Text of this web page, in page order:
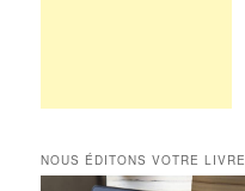
NOUS ÉDITONS VOTRE LIVRE